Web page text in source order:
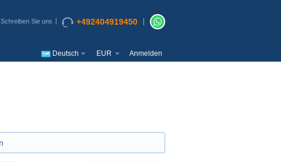
Schreiben Sie uns +492404919450
Deutsch EUR Anmelden